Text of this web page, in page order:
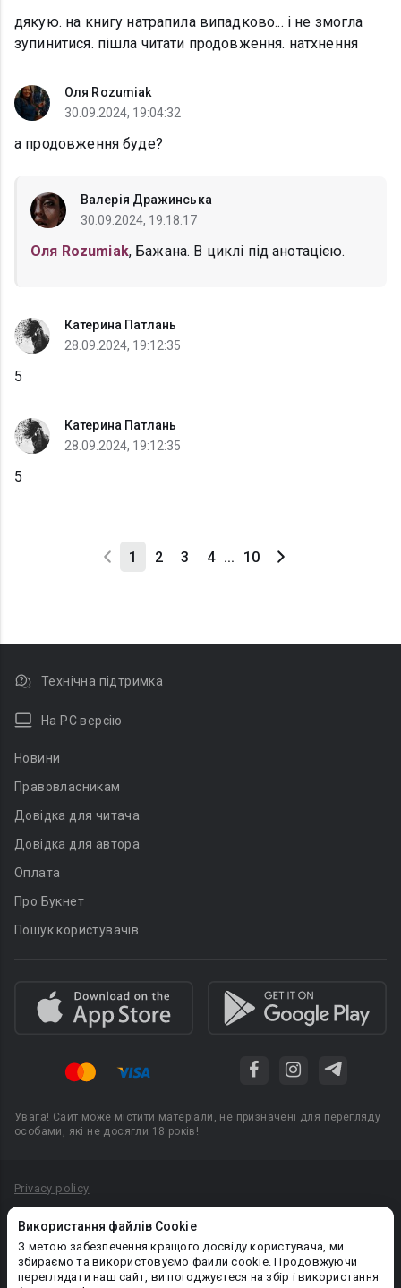
дякую. на книгу натрапила випадково... і не змогла
зупинитися. пішла читати продовження. натхнення
Оля Rozumiak
30.09.2024, 19:04:32
а продовження буде?
Валерія Дражинська
30.09.2024, 19:18:17
Оля Rozumiak, Бажана. В циклі під анотацією.
Катерина Патлань
28.09.2024, 19:12:35
5
Катерина Патлань
28.09.2024, 19:12:35
5
1 2 3 4 ... 10
Використання файлів Cookie
З метою забезпечення кращого досвіду користувача, ми
збираємо та використовуємо файли cookie. Продовжуючи
переглядати наш сайт, ви погоджуєтеся на збір і використання
Технічна підтримка
На PC версію
Новини
Правовласникам
Довідка для читача
Довідка для автора
Оплата
Про Букнет
Пошук користувачів
Увага! Сайт може містити матеріали, не призначені для перегляду
особами, які не досягли 18 років!
Privacy policy
Політика конфіденційності
Правила публікації авторського контенту